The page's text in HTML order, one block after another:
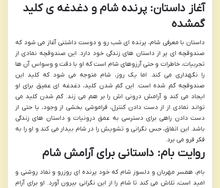
آغاز داستان: پرنده شام و دغدغه ی کلید
گمشده
داستان با معرفی شام، پرنده ای شب رو و دوست داشتنی آغاز می شود که
صندوقچه ای پر از داستان های زندگی خود دارد. این صندوقچه نمادی از
تجربیات، خاطرات و حتی آرزوهای شام است که او با دقت و وسواس آن ها
را نگهداری می کند. اما یک روز، شام متوجه می شود که کلید این
صندوقچه گم شده است. این گم شدن کلید، دغدغه ای عمیق برای او
ایجاد می کند و آرامش درونی اش را بر هم می زند. گم شدن کلید می
تواند نمادی از از دست دادن کنترل، فراموشی بخشی از وجود، یا حتی از
دست دادن راهی برای دسترسی به عمق درونیات و داستان های زندگی
باشد. این اتفاق، حس نگرانی و تشویش را در شام بیدار می کند و او را به
فکر فرو می برد.
روایت بام: داستانی برای آرامش شام
بام، همسر مهربان و دلسوز شام که خود پرنده ای روزرو و نماد روشنی و
امید است، تلاش می کند تا شام را از این نگرانی بیرون آورد. او برای آرام